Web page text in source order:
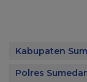
Kabupaten
Polres